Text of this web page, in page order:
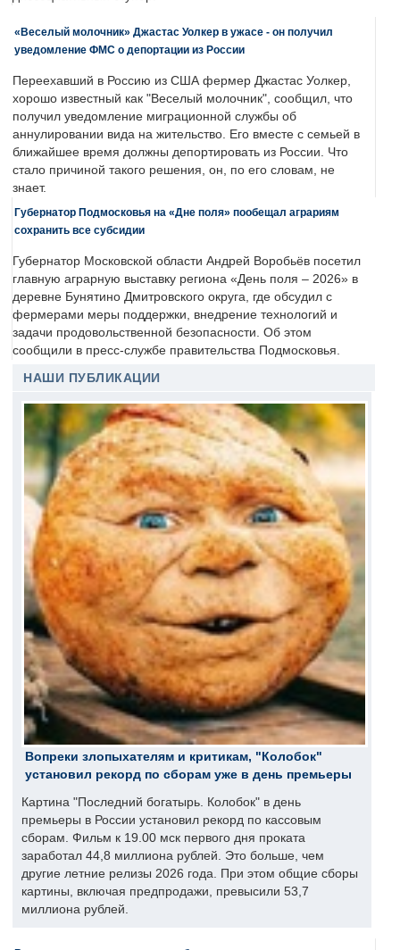
«Веселый молочник» Джастас Уолкер в ужасе - он получил
уведомление ФМС о депортации из России
Переехавший в Россию из США фермер Джастас Уолкер,
хорошо известный как "Веселый молочник", сообщил, что
получил уведомление миграционной службы об
аннулировании вида на жительство. Его вместе с семьей в
ближайшее время должны депортировать из России. Что
стало причиной такого решения, он, по его словам, не
знает.
Губернатор Подмосковья на «Дне поля» пообещал аграриям
сохранить все субсидии
Губернатор Московской области Андрей Воробьёв посетил
главную аграрную выставку региона «День поля – 2026» в
деревне Бунятино Дмитровского округа, где обсудил с
фермерами меры поддержки, внедрение технологий и
задачи продовольственной безопасности. Об этом
сообщили в пресс-службе правительства Подмосковья.
НАШИ ПУБЛИКАЦИИ
Вопреки злопыхателям и критикам, "Колобок"
установил рекорд по сборам уже в день премьеры
Картина "Последний богатырь. Колобок" в день
премьеры в России установил рекорд по кассовым
сборам. Фильм к 19.00 мск первого дня проката
заработал 44,8 миллиона рублей. Это больше, чем
другие летние релизы 2026 года. При этом общие сборы
картины, включая предпродажи, превысили 53,7
миллиона рублей.